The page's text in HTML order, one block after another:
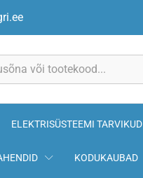
ELEKTRISÜSTEEMI TARVIKUD
KODUKAUBAD